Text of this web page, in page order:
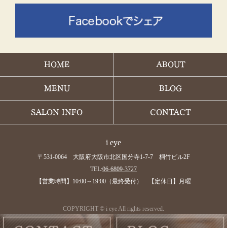
HOME ABOUT
MENU BLOG
SALON INFO CONTACT
i eye
〒531-0064 大阪府大阪市北区国分寺1-7-7 桐竹ビル2F
TEL:06-6809-3727
【営業時間】10:00～19:00（最終受付） 【定休日】月曜
COPYRIGHT © i eye All rights reserved.